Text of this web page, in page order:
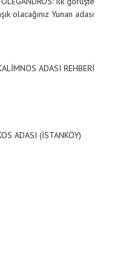
olacağınız Yunan adası
ADASI REHBERİ
ADASI (İSTANKÖY)